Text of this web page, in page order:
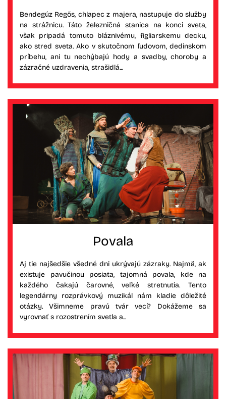
Bendegúz Regős, chlapec z majera, nastupuje do služby
na strážnicu. Táto železničná stanica na konci sveta,
však pripadá tomuto bláznivému, figliarskemu decku,
ako stred sveta. Ako v skutočnom ľudovom, dedinskom
príbehu, ani tu nechýbajú hody a svadby, choroby a
zázračné uzdravenia, strašidlá...
Povala
Aj tie najšedšie všedné dni ukrývajú zázraky. Najmä, ak
existuje pavučinou posiata, tajomná povala, kde na
každého čakajú čarovné, veľké stretnutia. Tento
legendárny rozprávkový muzikál nám kladie dôležité
otázky. Všimneme pravú tvár vecí? Dokážeme sa
vyrovnať s rozostrením svetla a...